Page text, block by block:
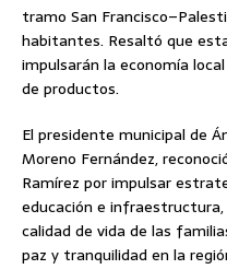
tramo San
habitantes. Resaltó que
impulsarán la economía
de productos.
El presidente municipal de
Moreno Fernández,
Ramírez por impulsar
educación e
calidad de vida de las
paz y tranquilidad en la